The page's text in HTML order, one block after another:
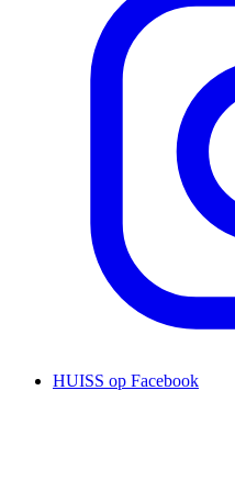
HUISS op Facebook